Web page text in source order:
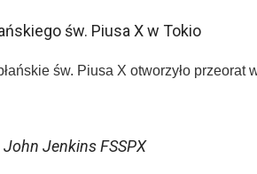
św. Piusa X w Tokio
św. Piusa X otworzyło
John Jenkins FSSPX